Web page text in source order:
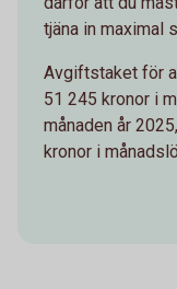
tjäna in maximal
Avgiftstaket för
51 245 kronor i
månaden år
kronor i